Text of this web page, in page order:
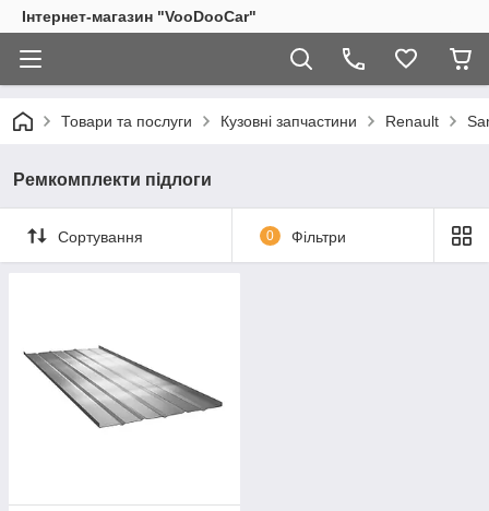
Інтернет-магазин "VooDooCar"
Товари та послуги Кузовні запчастини Renault
Ремкомплекти підлоги
Сортування 0 Фільтри